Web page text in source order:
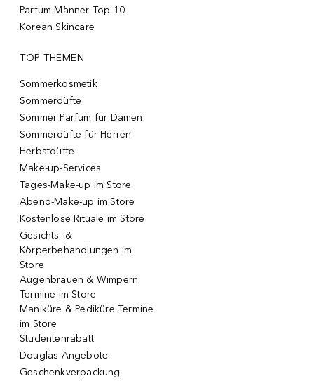
Parfum Männer Top 10
Korean Skincare
TOP THEMEN
Sommerkosmetik
Sommerdüfte
Sommer Parfum für Damen
Sommerdüfte für Herren
Herbstdüfte
Make-up-Services
Tages-Make-up im Store
Abend-Make-up im Store
Kostenlose Rituale im Store
Gesichts- &
Körperbehandlungen im
Store
Augenbrauen & Wimpern
Termine im Store
Maniküre & Pediküre Termine
im Store
Studentenrabatt
Douglas Angebote
Geschenkverpackung